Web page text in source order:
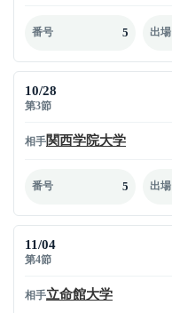
番号 5 出場
10/28
第3節
相手関西学院大学
番号 5 出場
11/04
第4節
相手立命館大学